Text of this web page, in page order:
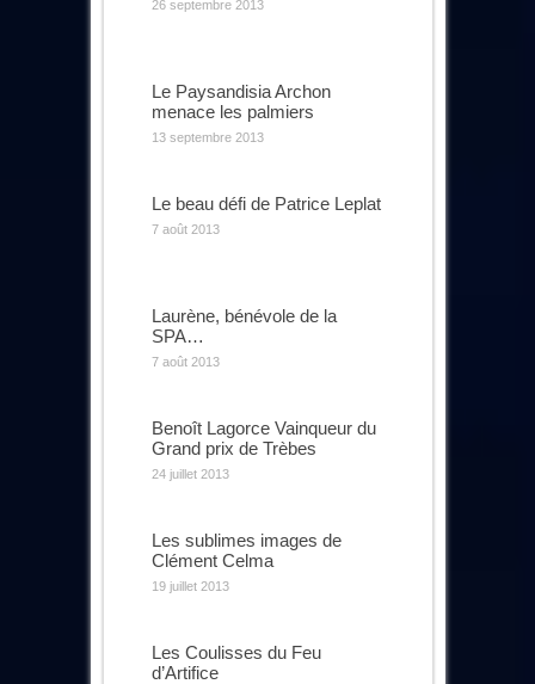
26 septembre 2013
Le Paysandisia Archon
menace les palmiers
13 septembre 2013
Le beau défi de Patrice Leplat
7 août 2013
Laurène, bénévole de la
SPA…
7 août 2013
Benoît Lagorce Vainqueur du
Grand prix de Trèbes
24 juillet 2013
Les sublimes images de
Clément Celma
19 juillet 2013
Les Coulisses du Feu
d’Artifice